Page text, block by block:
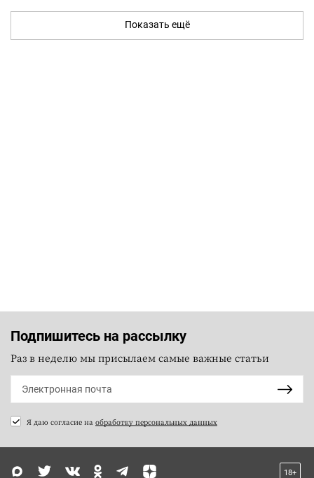
Показать ещё
Подпишитесь на рассылку
Раз в неделю мы присылаем самые важные статьи
Я даю согласие на обработку персональных данных
18+